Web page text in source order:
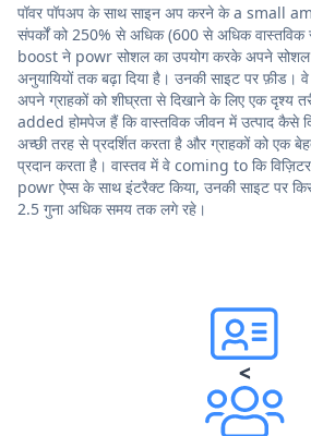
पॉवर पॉपअप के साथ साइन अप करने के a small
संपर्कों को 250% से अधिक (600 से अधिक
boost ने powr सोशल का उपयोग करके अपने सोशल
अनुयायियों तक बढ़ा दिया है। उनकी साइट पर
अपने ग्राहकों को शीघ्रता से दिखाने के लिए एक दृश्य
added होमपेज हैं कि वास्तविक जीवन में उत्पाद कैसे
अच्छी तरह से प्रदर्शित करता है और ग्राहकों को एक
प्रदान करता है। वास्तव में वे coming to कि विज़िटर
powr ऐप्स के साथ इंटरैक्ट किया, उनकी साइट पर
2.5 गुना अधिक समय तक लगे रहे।
<